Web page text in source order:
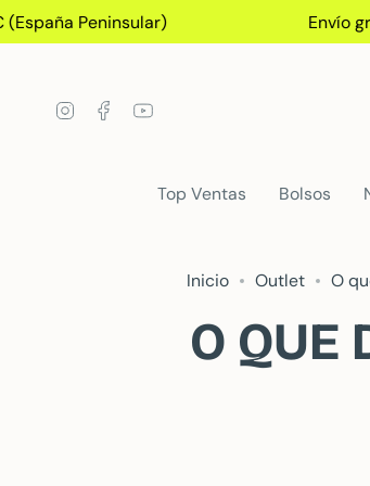
Ir
al
Peninsular) Envío gratis
InstagramFacebook
Top Ventas Bolsos
Inicio Outlet O
O QUE